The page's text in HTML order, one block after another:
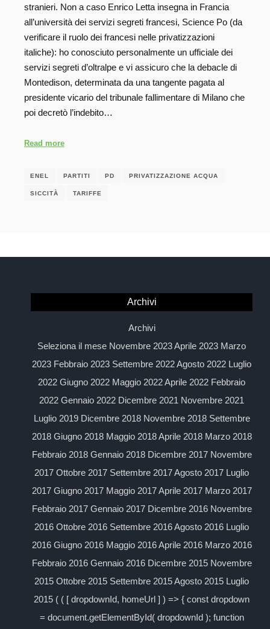
stranieri. Non a caso Enrico Letta insegna in Francia
all’università dei servizi segreti francesi, Science Po (da
verificare il ruolo dei francesi nelle privatizzazioni
italiche): ho conosciuto personalmente un ufficiale dei
servizi segreti d’oltralpe e vi assicuro che la debacle di
Montedison, determinata da una tangente pagata al
presidente vicario del tribunale fallimentare di Milano che
poi decretò l’indebito…
Read more
ENEL PARTITI PD PRIVATIZZAZIONE ACQUA
SICCITÀ TARIFFE
Archivi
Archivi
Seleziona il mese Novembre 2023 Aprile 2023 Marzo
2023 Febbraio 2023 Settembre 2022 Agosto 2022 Luglio
2022 Giugno 2022 Maggio 2022 Aprile 2022 Febbraio
2022 Gennaio 2022 Dicembre 2021 Novembre 2021
Luglio 2019 Dicembre 2018 Novembre 2018 Settembre
2018 Giugno 2018 Maggio 2018 Aprile 2018 Marzo 2018
Febbraio 2018 Gennaio 2018 Dicembre 2017 Novembre
2017 Ottobre 2017 Settembre 2017 Agosto 2017 Luglio
2017 Giugno 2017 Maggio 2017 Aprile 2017 Marzo 2017
Febbraio 2017 Gennaio 2017 Dicembre 2016 Novembre
2016 Ottobre 2016 Settembre 2016 Agosto 2016 Luglio
2016 Giugno 2016 Maggio 2016 Aprile 2016 Marzo 2016
Febbraio 2016 Gennaio 2016 Dicembre 2015 Novembre
2015 Ottobre 2015 Settembre 2015 Agosto 2015 Luglio
2015 ( ( [ dropdownId, homeUrl ] ) => { const dropdown
= document.getElementById( dropdownId ); function